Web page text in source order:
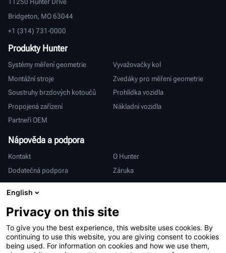
Bridgeton, MO 63044
+1 (314) 731-0000
Produkty Hunter
Systémy měření geometrie
Vyvažovačky kol
Montážní stroje
Zvedáky pro měření geometrie
Soustruhy brzdových kotoučů
Prohlídka vozidla
Propojená zařízení
Nákladní vozidla
Partneři OEM
Nápověda a podpora
Kontakt
O Hunter
Dodatečná podpora
Záruka
Mezinárodní
Prodej a servis
English
Privacy on this site
To give you the best experience, this website uses cookies. By
continuing to use this website, you are giving consent to cookies
being used. For information on cookies and how we use them,